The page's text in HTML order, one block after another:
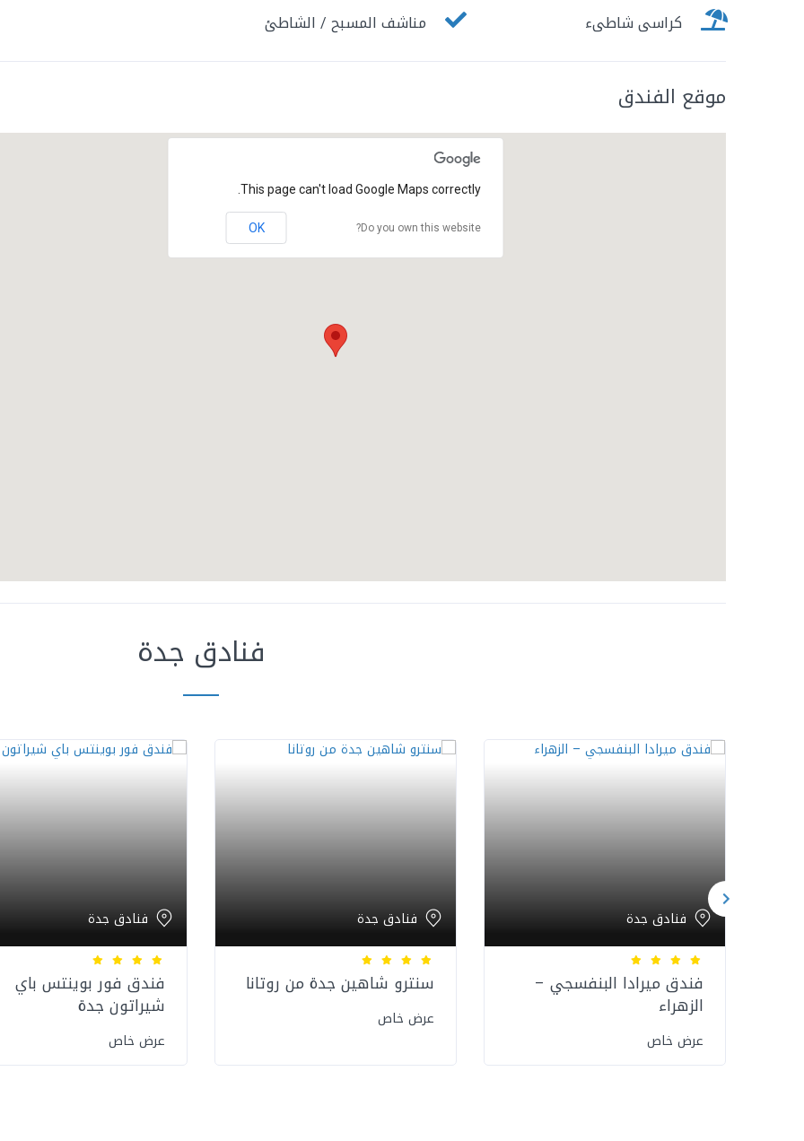
كراسى شاطىء
مناشف المسبح / الشاطئ
موقع الفندق
This page can't load Google Maps correctly.
Do you own this website?
OK
فنادق جدة
فنادق جدة
فندق ميرادا البنفسجي –
الزهراء
عرض خاص
فنادق جدة
سنترو شاهين جدة من روتانا
عرض خاص
فنادق جدة
فندق فور بوينتس باي
شيراتون جدة
عرض خاص